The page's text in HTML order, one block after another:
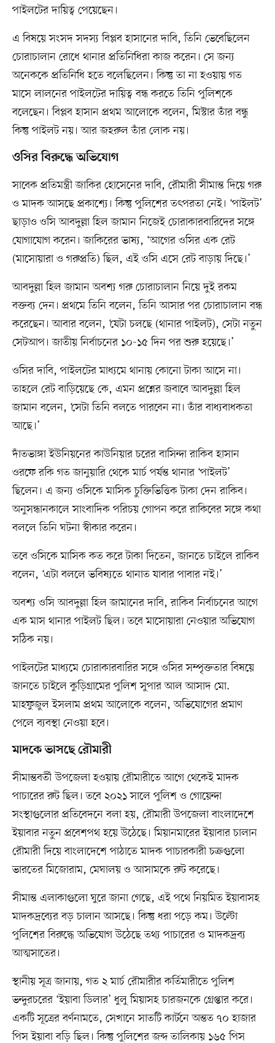
পাইলটের দায়িত্ব পেয়েছেন।
এ বিষয়ে সংসদ সদস্য বিপ্লব হাসানের দাবি, তিনি ভেবেছিলেন
চোরাচালান রোধে থানার প্রতিনিধিরা কাজ করেন। সে জন্য
অনেককে প্রতিনিধি হতে বলেছিলেন। কিন্তু তা না হওয়ায় গত
মাসে লালনের পাইলটের দায়িত্ব বন্ধ করতে তিনি পুলিশকে
বলেছেন। বিপ্লব হাসান প্রথম আলোকে বলেন, মিস্টার তাঁর বন্ধু
কিন্তু পাইলট নয়। আর জহরুল তাঁর লোক নয়।
ওসির বিরুদ্ধে অভিযোগ
সাবেক প্রতিমন্ত্রী জাকির হোসেনের দাবি, রৌমারী সীমান্ত দিয়ে গরু
ও মাদক আসছে প্রকাশ্যে। কিন্তু পুলিশের তৎপরতা নেই। ‘পাইলট’
ছাড়াও ওসি আবদুল্লা হিল জামান নিজেই চোরাকারবারিদের সঙ্গে
যোগাযোগ করেন। জাকিরের ভাষ্য, ‘আগের ওসির এক রেট
(মাসোয়ারা ও গরুপ্রতি) ছিল, এই ওসি এসে রেট বাড়ায় দিছে।’
আবদুল্লা হিল জামান অবশ্য গরু চোরাচালান নিয়ে দুই রকম
বক্তব্য দেন। প্রথমে তিনি বলেন, তিনি আসার পর চোরাচালান বন্ধ
করেছেন। আবার বলেন, ‘যেটা চলছে (থানার পাইলট), সেটা নতুন
সেটআপ। জাতীয় নির্বাচনের ১০-১৫ দিন পর শুরু হয়েছে।’
ওসির দাবি, পাইলটের মাধ্যমে থানায় কোনো টাকা আসে না।
তাহলে রেট বাড়িয়েছে কে, এমন প্রশ্নের জবাবে আবদুল্লা হিল
জামান বলেন, ‘সেটা তিনি বলতে পারবেন না। তাঁর বাধ্যবাধকতা
আছে।’
দাঁতভাঙ্গা ইউনিয়নের কাউনিয়ার চরের বাসিন্দা রাকিব হাসান
ওরফে রকি গত জানুয়ারি থেকে মার্চ পর্যন্ত থানার ‘পাইলট’
ছিলেন। এ জন্য ওসিকে মাসিক চুক্তিভিত্তিক টাকা দেন রাকিব।
অনুসন্ধানকালে সাংবাদিক পরিচয় গোপন করে রাকিবের সঙ্গে কথা
বললে তিনি ঘটনা স্বীকার করেন।
তবে ওসিকে মাসিক কত করে টাকা দিতেন, জানতে চাইলে রাকিব
বলেন, ‘এটা বললে ভবিষ্যতে থানাত যাবার পাবার নই।’
অবশ্য ওসি আবদুল্লা হিল জামানের দাবি, রাকিব নির্বাচনের আগে
এক মাস থানার পাইলট ছিল। তবে মাসোয়ারা নেওয়ার অভিযোগ
সঠিক নয়।
পাইলটের মাধ্যমে চোরাকারবারির সঙ্গে ওসির সম্পৃক্ততার বিষয়ে
জানতে চাইলে কুড়িগ্রামের পুলিশ সুপার আল আসাদ মো.
মাহফুজুল ইসলাম প্রথম আলোকে বলেন, অভিযোগের প্রমাণ
পেলে ব্যবস্থা নেওয়া হবে।
মাদকে ভাসছে রৌমারী
সীমান্তবর্তী উপজেলা হওয়ায় রৌমারীতে আগে থেকেই মাদক
পাচারের রুট ছিল। তবে ২০২১ সালে পুলিশ ও গোয়েন্দা
সংস্থাগুলোর প্রতিবেদনে বলা হয়, রৌমারী উপজেলা বাংলাদেশে
ইয়াবার নতুন প্রবেশপথ হয়ে উঠেছে। মিয়ানমারের ইয়াবার চালান
রৌমারী দিয়ে বাংলাদেশে পাঠাতে মাদক পাচারকারী চক্রগুলো
ভারতের মিজোরাম, মেঘালয় ও আসামকে রুট করেছে।
সীমান্ত এলাকাগুলো ঘুরে জানা গেছে, এই পথে নিয়মিত ইয়াবাসহ
মাদকদ্রব্যের বড় চালান আসছে। কিন্তু ধরা পড়ে কম। উল্টো
পুলিশের বিরুদ্ধে অভিযোগ উঠেছে তথ্য পাচারের ও মাদকদ্রব্য
আত্মসাতের।
স্থানীয় সূত্র জানায়, গত ২ মার্চ রৌমারীর কর্তিমারীতে পুলিশ
ভন্দুরচরের ‘ইয়াবা ডিলার’ ধুলু মিয়াসহ চারজনকে গ্রেপ্তার করে।
একটি সূত্রের বর্ণনামতে, সেখানে সাতটি কার্টনে অন্তত ৭০ হাজার
পিস ইয়াবা বড়ি ছিল। কিন্তু পুলিশের জব্দ তালিকায় ১৬৫ পিস